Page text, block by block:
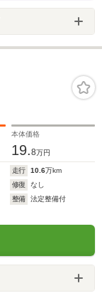
本体価格
19.8万円
走行 10.6万km
修復
なし
整備
法定整備付